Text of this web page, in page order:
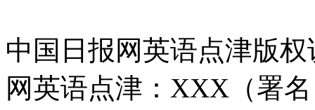
中国日报网英语点津版
网英语点津：XXX（署